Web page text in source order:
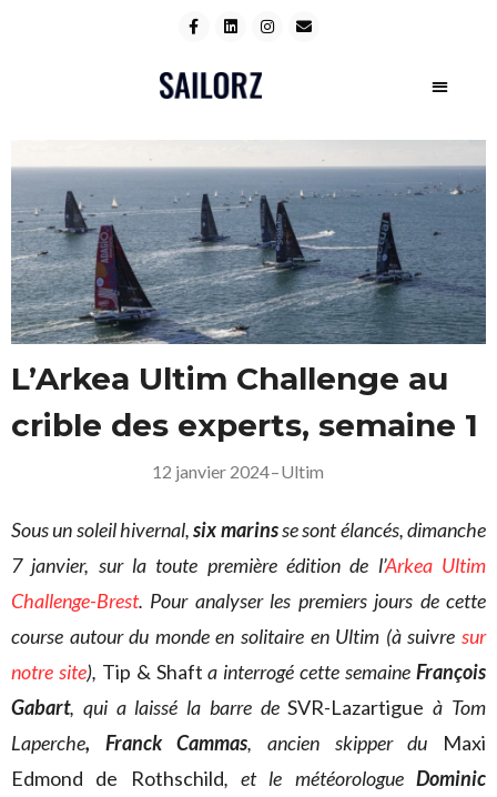
L’Arkea Ultim Challenge au
crible des experts, semaine 1
12 janvier 2024–Ultim
Sous un soleil hivernal,six marinsse sont élancés, dimanche
7 janvier, sur la toute première édition de l’Arkea Ultim
Challenge-Brest. Pour analyser les premiers jours de cette
course autour du monde en solitaire en Ultim (à suivre sur
notre site), Tip & Shaft a interrogé cette semaineFrançois
Gabart, qui a laissé la barre deSVR-Lazartigueà Tom
Laperche, Franck Cammas, ancien skipper du Maxi
Edmond de Rothschild, et le météorologueDominic